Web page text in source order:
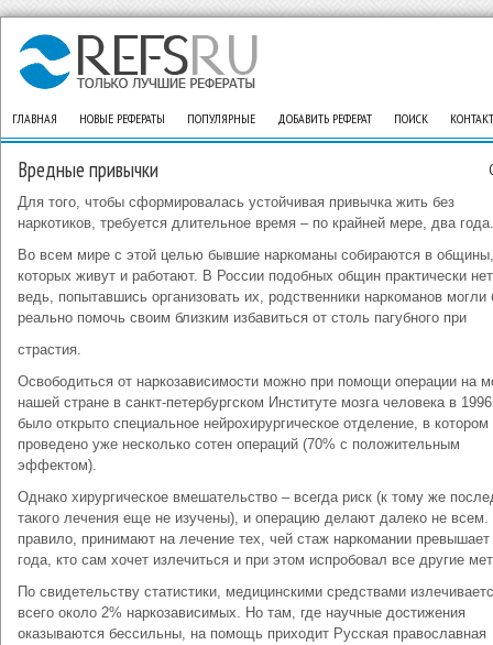
ГЛАВНАЯ НОВЫЕ РЕФЕРАТЫ ПОПУЛЯРНЫЕ ДОБАВИТЬ РЕФЕРАТ ПОИСК
Вредные привычки
Для того, чтобы сформировалась устойчивая привычка жить без
наркотиков, требуется длительное время – по крайней мере, два года.
Во всем мире с этой целью бывшие наркоманы собираются в
которых живут и работают. В России подобных общин практически
ведь, попытавшись организовать их, родственники наркоманов могли
реально помочь своим близким избавиться от столь пагубного при
страстия.
Освободиться от наркозависимости можно при помощи операции на
нашей стране в санкт-петербургском Институте мозга человека в
было открыто специальное нейрохирургическое отделение, в котором
проведено уже несколько сотен операций (70% с положительным
эффектом).
Однако хирургическое вмешательство – всегда риск (к тому же
такого лечения еще не изучены), и операцию делают далеко не всем.
правило, принимают на лечение тех, чей стаж наркомании превышает
года, кто сам хочет излечиться и при этом испробовал все другие
По свидетельству статистики, медицинскими средствами
всего около 2% наркозависимых. Но там, где научные достижения
оказываются бессильны, на помощь приходит Русская православная